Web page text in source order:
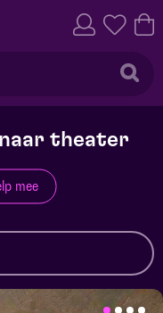
theater
mee